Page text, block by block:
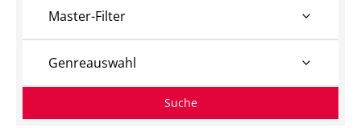
Master-Filter
Genreauswahl
Suche